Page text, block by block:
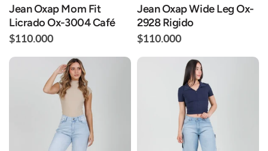
Jean Oxap Mom Fit
Licrado Ox-3004 Café
$110.000
Jean Oxap Wide Leg Ox-
2928 Rigido
$110.000